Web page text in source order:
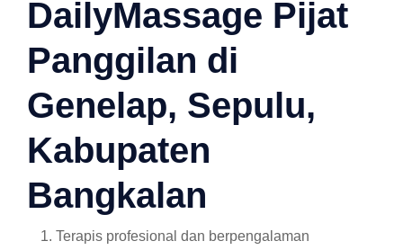
DailyMassage Pijat
Panggilan di
Genelap, Sepulu,
Kabupaten
Bangkalan
Terapis profesional dan berpengalaman